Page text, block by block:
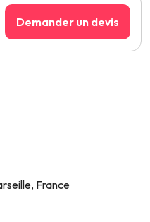
Demander un devis
France